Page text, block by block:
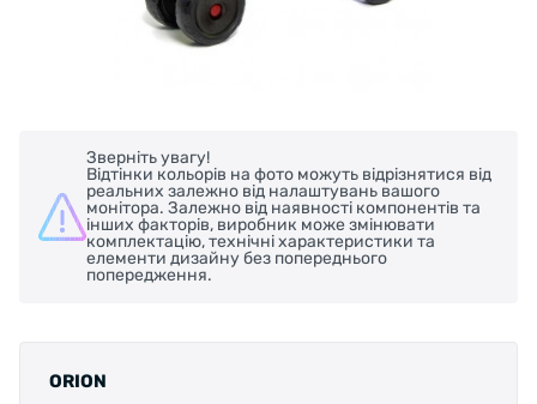
Зверніть увагу!
Відтінки кольорів на фото можуть відрізнятися від
реальних залежно від налаштувань вашого
монітора. Залежно від наявності компонентів та
інших факторів, виробник може змінювати
комплектацію, технічні характеристики та
елементи дизайну без попереднього
попередження.
ORION